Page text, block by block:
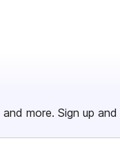
and more. Sign up and